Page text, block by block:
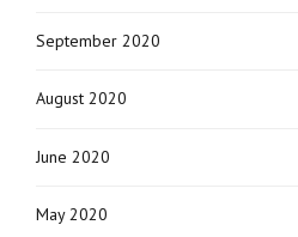
September 2020
August 2020
June 2020
May 2020